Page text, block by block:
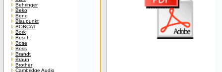
Behringer
Beko
Benq
Blaupunkt
BOBCAT
Bork
Bosch
Bose
Boss
Brandt
Braun
Brother
Cambridge Audio